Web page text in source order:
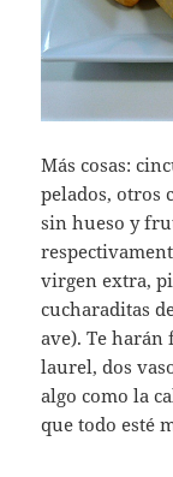
Más cosas:
pelados, otros
sin hueso y
virgen extra,
cucharaditas
ave). Te
laurel, dos
algo como la
que todo esté